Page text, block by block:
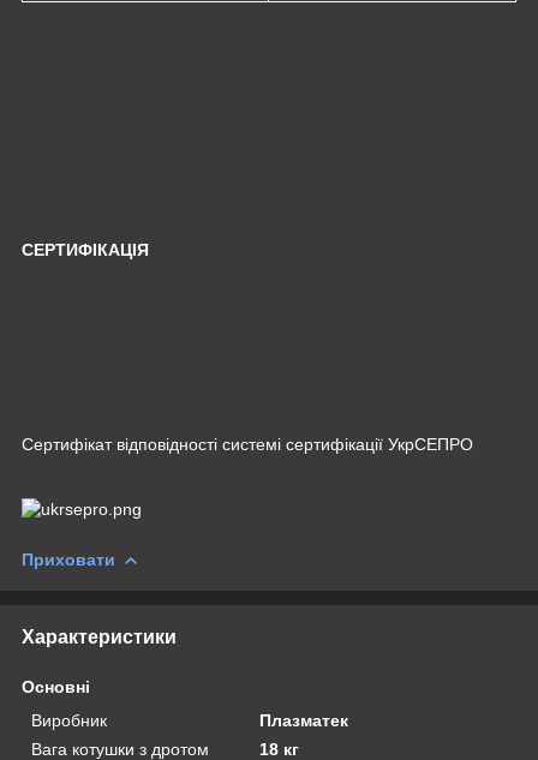
СЕРТИФІКАЦІЯ
Сертифікат відповідності системі сертифікації УкрСЕПРО
Приховати
Характеристики
Основні
Виробник
Плазматек
Вага котушки з дротом
18 кг